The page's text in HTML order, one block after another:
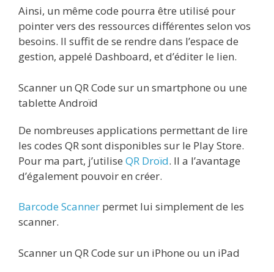
Ainsi, un même code pourra être utilisé pour
pointer vers des ressources différentes selon vos
besoins. Il suffit de se rendre dans l’espace de
gestion, appelé Dashboard, et d’éditer le lien.
Scanner un QR Code sur un smartphone ou une
tablette Androïd
De nombreuses applications permettant de lire
les codes QR sont disponibles sur le Play Store.
Pour ma part, j’utilise QR Droïd. Il a l’avantage
d’également pouvoir en créer.
Barcode Scanner permet lui simplement de les
scanner.
Scanner un QR Code sur un iPhone ou un iPad